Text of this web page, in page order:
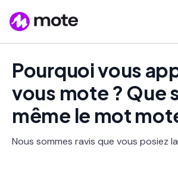
Pourquoi vous
vous mote ? Que
même le mot
Nous sommes ravis que vous posiez